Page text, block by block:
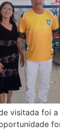
visitada foi